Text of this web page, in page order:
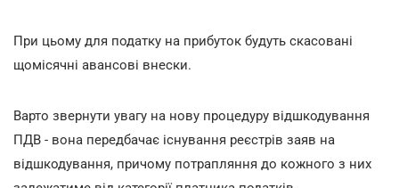
При цьому для податку на прибуток будуть скасовані
щомісячні авансові внески.
Варто звернути увагу на нову процедуру відшкодування
ПДВ - вона передбачає існування реєстрів заяв на
відшкодування, причому потрапляння до кожного з них